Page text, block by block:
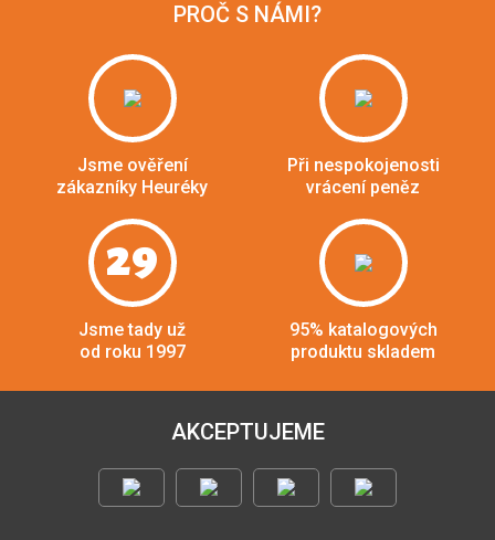
PROČ S NÁMI?
Jsme ověření
zákazníky Heuréky
Při nespokojenosti
vrácení peněz
29
Jsme tady už
od roku 1997
95% katalogových
produktu skladem
AKCEPTUJEME